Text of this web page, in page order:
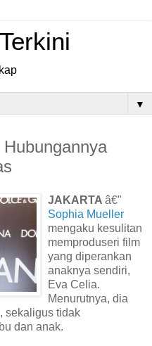
▼
JAKARTA â€"
Sophia Mueller
mengaku kesulitan
memproduseri film
yang diperankan
anaknya sendiri,
Eva Celia.
Menurutnya, dia
sekaligus tidak
dan anak.